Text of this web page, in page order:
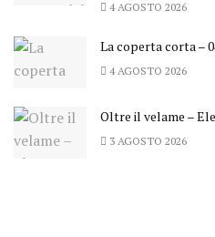
4 AGOSTO 2026
La coperta corta –
4 AGOSTO 2026
Oltre il velame –
3 AGOSTO 2026